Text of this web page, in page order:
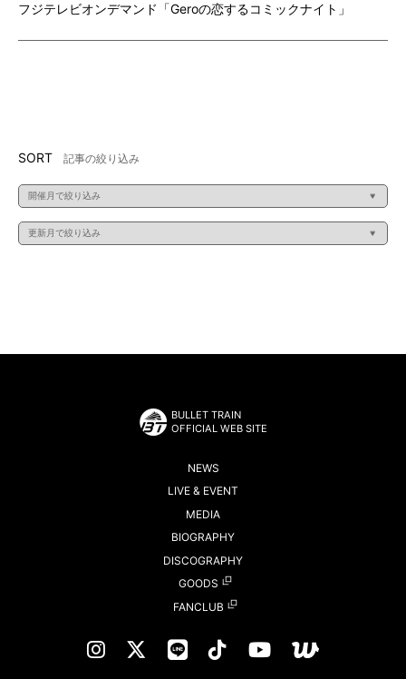
フジテレビオンデマンド「Geroの恋するコミックナイト」
SORT 記事の絞り込み
BULLET TRAIN
OFFICIAL WEB SITE
NEWS
LIVE & EVENT
MEDIA
BIOGRAPHY
DISCOGRAPHY
GOODS
FANCLUB